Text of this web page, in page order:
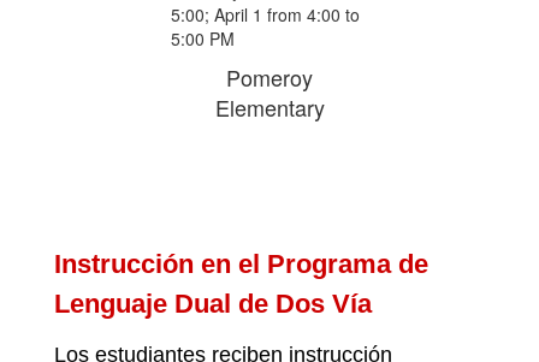
Pomeroy
Elementary
Instrucción en el Programa de
Lenguaje Dual de Dos Vía
Los estudiantes reciben instrucción